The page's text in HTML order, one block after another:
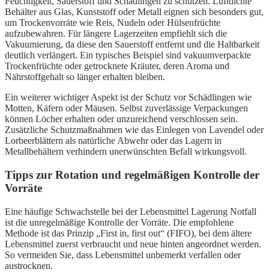
Behälter aus Glas, Kunststoff oder Metall eignen sich besonders gut,
um Trockenvorräte wie Reis, Nudeln oder Hülsenfrüchte
aufzubewahren. Für längere Lagerzeiten empfiehlt sich die
Vakuumierung, da diese den Sauerstoff entfernt und die Haltbarkeit
deutlich verlängert. Ein typisches Beispiel sind vakuumverpackte
Trockenfrüchte oder getrocknete Kräuter, deren Aroma und
Nährstoffgehalt so länger erhalten bleiben.
Ein weiterer wichtiger Aspekt ist der Schutz vor Schädlingen wie
Motten, Käfern oder Mäusen. Selbst zuverlässige Verpackungen
können Löcher erhalten oder unzureichend verschlossen sein.
Zusätzliche Schutzmaßnahmen wie das Einlegen von Lavendel oder
Lorbeerblättern als natürliche Abwehr oder das Lagern in
Metallbehältern verhindern unerwünschten Befall wirkungsvoll.
Tipps zur Rotation und regelmäßigen Kontrolle der
Vorräte
Eine häufige Schwachstelle bei der Lebensmittel Lagerung Notfall
ist die unregelmäßige Kontrolle der Vorräte. Die empfohlene
Methode ist das Prinzip „First in, first out“ (FIFO), bei dem ältere
Lebensmittel zuerst verbraucht und neue hinten angeordnet werden.
So vermeiden Sie, dass Lebensmittel unbemerkt verfallen oder
austrocknen.